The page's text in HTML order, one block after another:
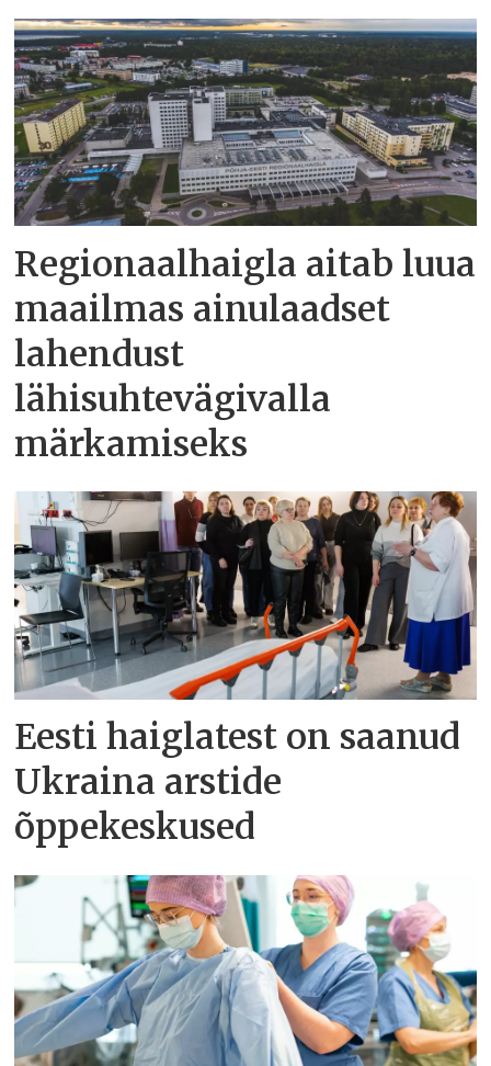
Regionaalhaigla aitab luua
maailmas ainulaadset
lahendust
lähisuhtevägivalla
märkamiseks
Eesti haiglatest on saanud
Ukraina arstide
õppekeskused